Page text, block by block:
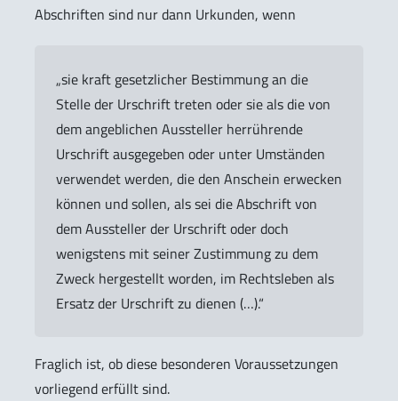
Abschriften sind nur dann Urkunden, wenn
„sie kraft gesetzlicher Bestimmung an die
Stelle der Urschrift treten oder sie als die von
dem angeblichen Aussteller herrührende
Urschrift ausgegeben oder unter Umständen
verwendet werden, die den Anschein erwecken
können und sollen, als sei die Abschrift von
dem Aussteller der Urschrift oder doch
wenigstens mit seiner Zustimmung zu dem
Zweck hergestellt worden, im Rechtsleben als
Ersatz der Urschrift zu dienen (…).“
Fraglich ist, ob diese besonderen Voraussetzungen
vorliegend erfüllt sind.